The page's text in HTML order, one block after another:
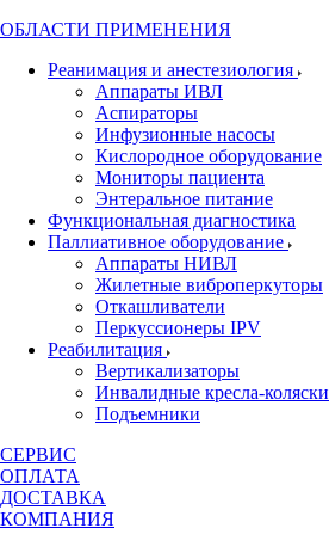
ОБЛАСТИ ПРИМЕНЕНИЯ
Реанимация и анестезиология
Аппараты ИВЛ
Аспираторы
Инфузионные насосы
Кислородное оборудование
Мониторы пациента
Энтеральное питание
Функциональная диагностика
Паллиативное оборудование
Аппараты НИВЛ
Жилетные виброперкуторы
Откашливатели
Перкуссионеры IPV
Реабилитация
Вертикализаторы
Инвалидные кресла-коляски
Подъемники
СЕРВИС
ОПЛАТА
ДОСТАВКА
КОМПАНИЯ